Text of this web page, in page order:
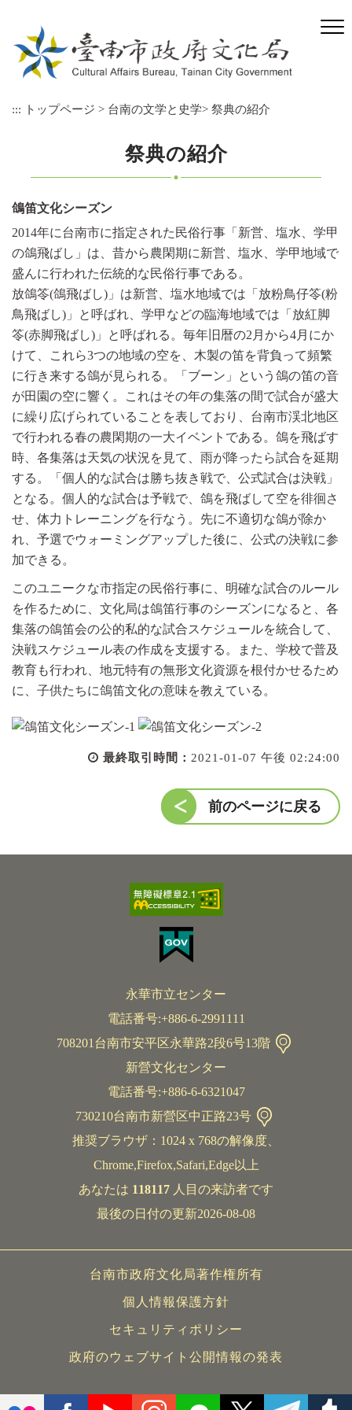
::: トップページ > 台南の文学と史学> 祭典の紹介
祭典の紹介
鴿笛文化シーズン
2014年に台南市に指定された民俗行事「新営、塩水、学甲
の鴿飛ばし」は、昔から農閑期に新営、塩水、学甲地域で
盛んに行われた伝統的な民俗行事である。
放鴿笭(鴿飛ばし)」は新営、塩水地域では「放粉鳥仔笭(粉
鳥飛ばし)」と呼ばれ、学甲などの臨海地域では「放紅脚
笭(赤脚飛ばし)」と呼ばれる。毎年旧暦の2月から4月にか
けて、これら3つの地域の空を、木製の笛を背負って頻繁
に行き来する鴿が見られる。「ブーン」という鴿の笛の音
が田園の空に響く。これはその年の集落の間で試合が盛大
に繰り広げられていることを表しており、台南市渓北地区
で行われる春の農閑期の一大イベントである。鴿を飛ばす
時、各集落は天気の状況を見て、雨が降ったら試合を延期
する。「個人的な試合は勝ち抜き戦で、公式試合は決戦」
となる。個人的な試合は予戦で、鴿を飛ばして空を徘徊さ
せ、体力トレーニングを行なう。先に不適切な鴿が除か
れ、予選でウォーミングアップした後に、公式の決戦に参
加できる。
このユニークな市指定の民俗行事に、明確な試合のルール
を作るために、文化局は鴿笛行事のシーズンになると、各
集落の鴿笛会の公的私的な試合スケジュールを統合して、
決戦スケジュール表の作成を支援する。また、学校で普及
教育も行われ、地元特有の無形文化資源を根付かせるため
に、子供たちに鴿笛文化の意味を教えている。
最終取引時間： 2021-01-07 午後 02:24:00
前のページに戻る
永華市立センター
電話番号:+886-6-2991111
708201台南市安平区永華路2段6号13階
新營文化センター
電話番号:+886-6-6321047
730210台南市新營区中正路23号
推奨ブラウザ：1024 x 768の解像度、
Chrome,Firefox,Safari,Edge以上
あなたは 118117 人目の来訪者です
最後の日付の更新2026-08-08
台南市政府文化局著作権所有
個人情報保護方針
セキュリティポリシー
政府のウェブサイト公開情報の発表